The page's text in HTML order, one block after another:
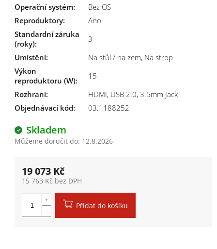
Skladem
Můžeme doručit do: 12.8.2026
Operační systém:
Bez OS
Reproduktory:
Ano
Standardní záruka
(roky):
3
Umístění:
Na stůl / na zem, Na strop
Výkon
reproduktoru (W):
15
Rozhraní:
HDMI, USB 2.0, 3.5mm Jack
Objednávací kód:
03.1188252
19 073 Kč
15 763 Kč bez DPH
Přidat do košíku